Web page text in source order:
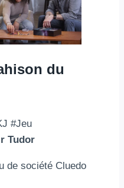
du
#Jeu
Tudor
de société Cluedo